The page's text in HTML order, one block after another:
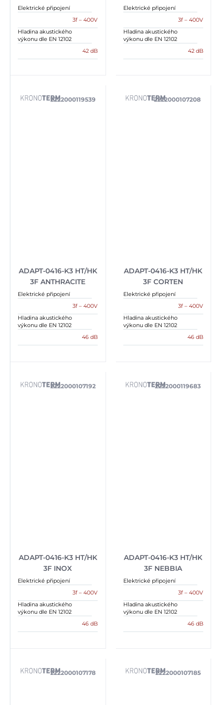
Elektrické připojení
3f – 400V
Hladina akustického
výkonu dle EN 12102
42 dB
Elektrické připojení
3f – 400V
Hladina akustického
výkonu dle EN 12102
42 dB
ADAPT-0416-K3 HT/HK
3F ANTHRACITE
2222000119539
Elektrické připojení
3f – 400V
Hladina akustického
výkonu dle EN 12102
46 dB
ADAPT-0416-K3 HT/HK
3F CORTEN
2222000107208
Elektrické připojení
3f – 400V
Hladina akustického
výkonu dle EN 12102
46 dB
ADAPT-0416-K3 HT/HK
3F INOX
2222000107192
Elektrické připojení
3f – 400V
Hladina akustického
výkonu dle EN 12102
46 dB
ADAPT-0416-K3 HT/HK
3F NEBBIA
2222000119683
Elektrické připojení
3f – 400V
Hladina akustického
výkonu dle EN 12102
46 dB
2222000107178 2222000107185